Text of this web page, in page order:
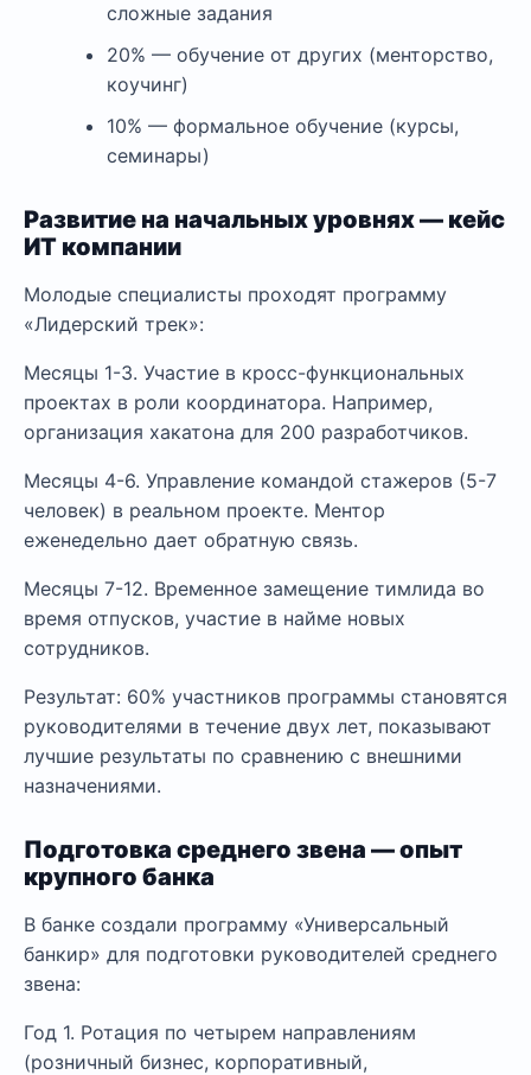
сложные задания
20% — обучение от других (менторство,
коучинг)
10% — формальное обучение (курсы,
семинары)
Развитие на начальных уровнях — кейс
ИТ компании
Молодые специалисты проходят программу
«Лидерский трек»:
Месяцы 1-3. Участие в кросс-функциональных
проектах в роли координатора. Например,
организация хакатона для 200 разработчиков.
Месяцы 4-6. Управление командой стажеров (5-7
человек) в реальном проекте. Ментор
еженедельно дает обратную связь.
Месяцы 7-12. Временное замещение тимлида во
время отпусков, участие в найме новых
сотрудников.
Результат: 60% участников программы становятся
руководителями в течение двух лет, показывают
лучшие результаты по сравнению с внешними
назначениями.
Подготовка среднего звена — опыт
крупного банка
В банке создали программу «Универсальный
банкир» для подготовки руководителей среднего
звена:
Год 1. Ротация по четырем направлениям
(розничный бизнес, корпоративный,